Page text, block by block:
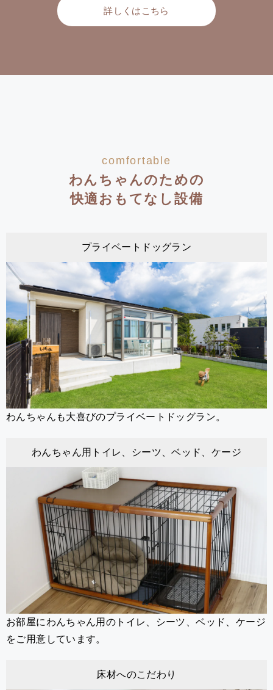
詳しくはこちら
comfortable
わんちゃんのための
快適おもてなし設備
プライベートドッグラン
わんちゃんも大喜びのプライベートドッグラン。
わんちゃん用トイレ、シーツ、ベッド、ケージ
お部屋にわんちゃん用のトイレ、シーツ、ベッド、ケージ
をご用意しています。
床材へのこだわり